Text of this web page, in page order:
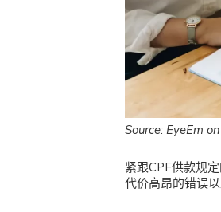
Source: EyeEm
紧跟CPF供款规
代价高昂的错误